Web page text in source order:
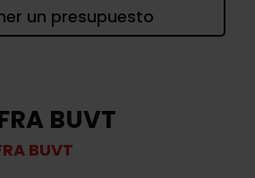
un presupuesto
BUVT
BUVT